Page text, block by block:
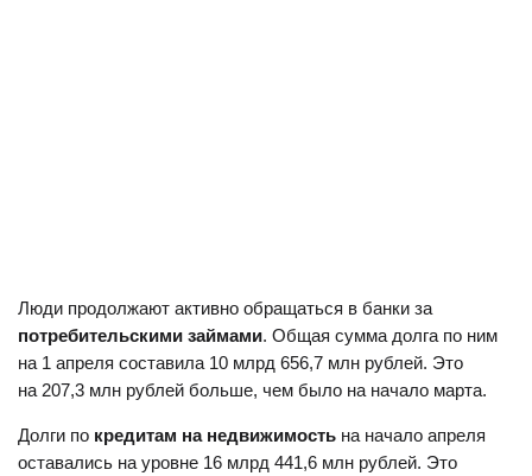
Люди продолжают активно обращаться в банки за
потребительскими займами. Общая сумма долга по ним
на 1 апреля составила 10 млрд 656,7 млн рублей. Это
на 207,3 млн рублей больше, чем было на начало марта.
Долги по кредитам на недвижимость на начало апреля
оставались на уровне 16 млрд 441,6 млн рублей. Это